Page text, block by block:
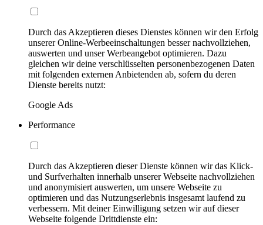
Durch das Akzeptieren dieses Dienstes können wir den Erfolg
unserer Online-Werbeeinschaltungen besser nachvollziehen,
auswerten und unser Werbeangebot optimieren. Dazu
gleichen wir deine verschlüsselten personenbezogenen Daten
mit folgenden externen Anbietenden ab, sofern du deren
Dienste bereits nutzt:
Google Ads
Performance
Durch das Akzeptieren dieser Dienste können wir das Klick-
und Surfverhalten innerhalb unserer Webseite nachvollziehen
und anonymisiert auswerten, um unsere Webseite zu
optimieren und das Nutzungserlebnis insgesamt laufend zu
verbessern. Mit deiner Einwilligung setzen wir auf dieser
Webseite folgende Drittdienste ein: